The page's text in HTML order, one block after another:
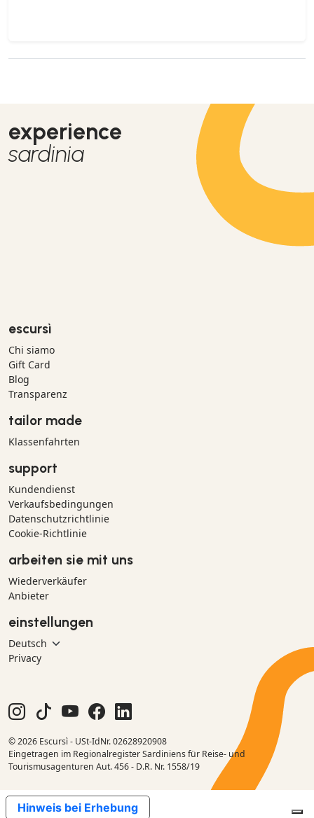
experience
sardinia
escursì
Chi siamo
Gift Card
Blog
Transparenz
tailor made
Klassenfahrten
support
Kundendienst
Verkaufsbedingungen
Datenschutzrichtlinie
Cookie-Richtlinie
arbeiten sie mit uns
Wiederverkäufer
Anbieter
einstellungen
Privacy
© 2026 Escursì - USt-IdNr. 02628920908
Eingetragen im Regionalregister Sardiniens für Reise- und
Tourismusagenturen Aut. 456 - D.R. Nr. 1558/19
Hinweis bei Erhebung